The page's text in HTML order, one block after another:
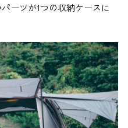
ーツが1つの収納ケースに